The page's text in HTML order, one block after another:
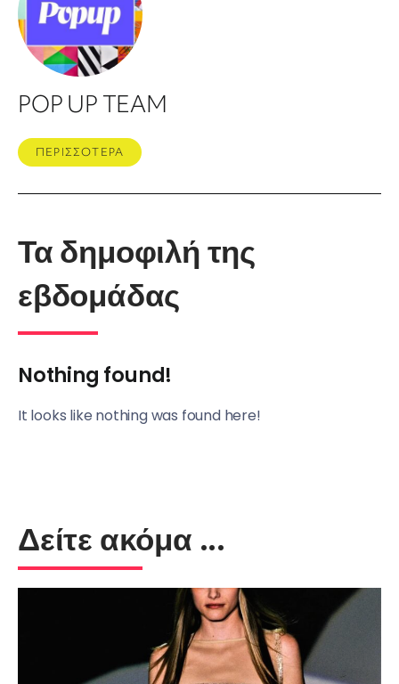
POP UP TEAM
ΠΕΡΙΣΣΟΤΕΡΑ
Τα δημοφιλή της
εβδομάδας
Nothing found!
It looks like nothing was found here!
Δείτε ακόμα ...